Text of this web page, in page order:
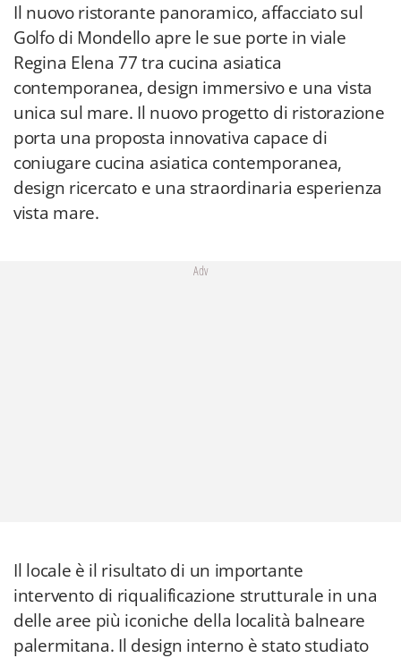
Il nuovo ristorante panoramico, affacciato sul
Golfo di Mondello apre le sue porte in viale
Regina Elena 77 tra cucina asiatica
contemporanea, design immersivo e una vista
unica sul mare. Il nuovo progetto di ristorazione
porta una proposta innovativa capace di
coniugare cucina asiatica contemporanea,
design ricercato e una straordinaria esperienza
vista mare.
Adv
Il locale è il risultato di un importante
intervento di riqualificazione strutturale in una
delle aree più iconiche della località balneare
palermitana. Il design interno è stato studiato